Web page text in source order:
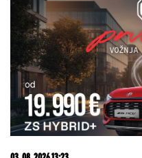
BRANISLAV
Toni